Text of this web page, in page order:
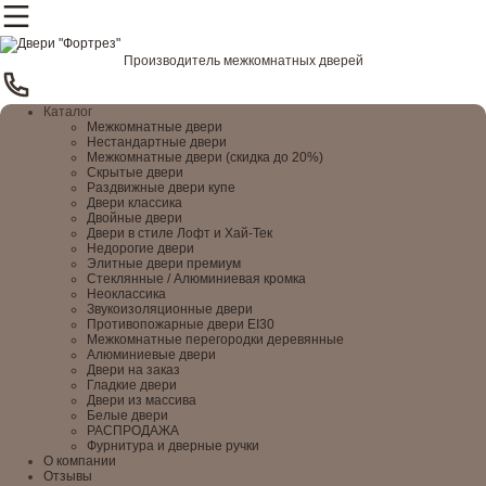
Производитель межкомнатных дверей
Каталог
Межкомнатные двери
Нестандартные двери
Межкомнатные двери (скидка до 20%)
Скрытые двери
Раздвижные двери купе
Двери классика
Двойные двери
Двери в стиле Лофт и Хай-Тек
Недорогие двери
Элитные двери премиум
Стеклянные / Алюминиевая кромка
Неоклассика
Звукоизоляционные двери
Противопожарные двери EI30
Межкомнатные перегородки деревянные
Алюминиевые двери
Двери на заказ
Гладкие двери
Двери из массива
Белые двери
РАСПРОДАЖА
Фурнитура и дверные ручки
О компании
Отзывы